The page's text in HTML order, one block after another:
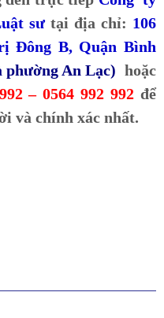
sưtại địa chỉ: 106
Đông B, Quận Bình
phường An Lạc) hoặc
– 0564 992 992để
và chính xác nhất.